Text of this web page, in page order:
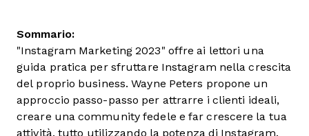
Sommario:
"Instagram Marketing 2023" offre ai lettori una
guida pratica per sfruttare Instagram nella crescita
del proprio business. Wayne Peters propone un
approccio passo-passo per attrarre i clienti ideali,
creare una community fedele e far crescere la tua
attività, tutto utilizzando la potenza di Instagram.